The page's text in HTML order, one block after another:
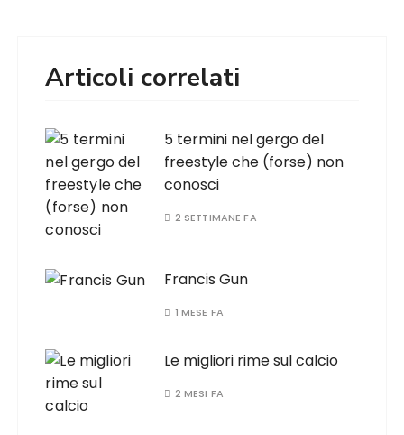
Articoli correlati
5 termini nel gergo del
freestyle che (forse) non
conosci
2 SETTIMANE FA
Francis Gun
1 MESE FA
Le migliori rime sul calcio
2 MESI FA